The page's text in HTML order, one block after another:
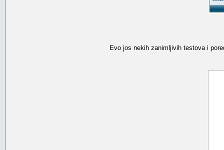
Evo jos nekih zanimljivih testova i